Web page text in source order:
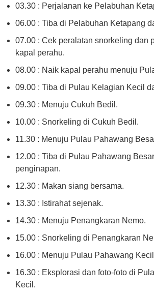
03.30 : Perjalanan ke Pelabuhan
06.00 : Tiba di Pelabuhan Ketapang
07.00 : Cek peralatan snorkeling dan
kapal perahu.
08.00 : Naik kapal perahu menuju
09.00 : Tiba di Pulau Kelagian Kecil
09.30 : Menuju Cukuh Bedil.
10.00 : Snorkeling di Cukuh Bedil.
11.30 : Menuju Pulau Pahawang
12.00 : Tiba di Pulau Pahawang
penginapan.
12.30 : Makan siang bersama.
13.30 : Istirahat sejenak.
14.30 : Menuju Penangkaran Nemo.
15.00 : Snorkeling di Penangkaran
16.00 : Menuju Pulau Pahawang
16.30 : Eksplorasi dan foto-foto di
Kecil.